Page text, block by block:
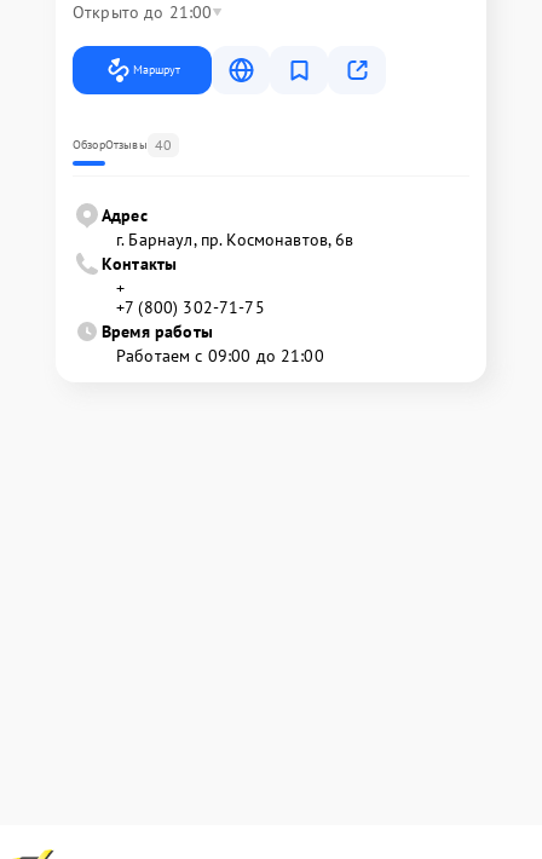
Открыто до 21:00
Маршрут
ОбзорОтзывы 40
Адрес
г. Барнаул, ​пр. Космонавтов, 6в
Контакты
+
+7 (800) 302-71-75
Время работы
Работаем с 09:00 до 21:00